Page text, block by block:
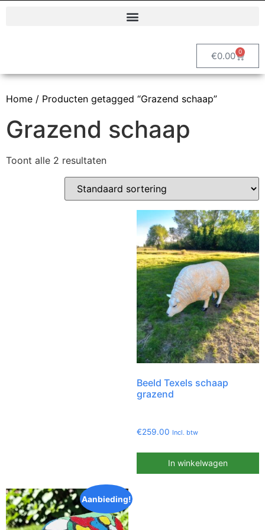
€0.00 0
Home / Producten getagged “Grazend schaap”
Grazend schaap
Toont alle 2 resultaten
Beeld Texels schaap
grazend
€259.00 Incl. btw
In winkelwagen
Aanbieding!